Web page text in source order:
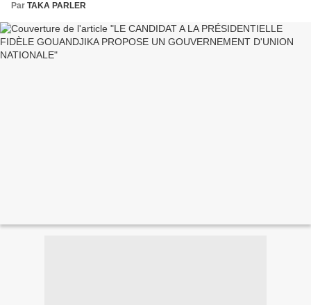
Par TAKA PARLER